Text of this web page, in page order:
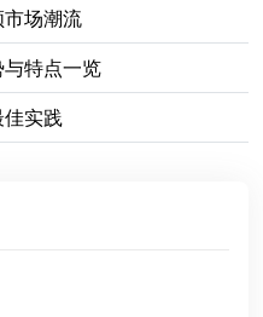
场潮流
特点一览
实践